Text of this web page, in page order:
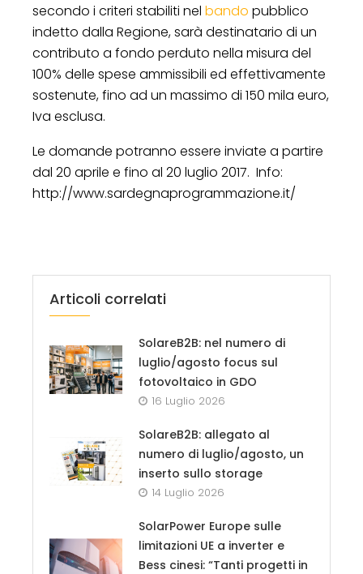
secondo i criteri stabiliti nel bando pubblico
indetto dalla Regione, sarà destinatario di un
contributo a fondo perduto nella misura del
100% delle spese ammissibili ed effettivamente
sostenute, fino ad un massimo di 150 mila euro,
Iva esclusa.
Le domande potranno essere inviate a partire
dal 20 aprile e fino al 20 luglio 2017. Info:
http://www.sardegnaprogrammazione.it/
Articoli correlati
SolareB2B: nel numero di
luglio/agosto focus sul
fotovoltaico in GDO
16 Luglio 2026
SolareB2B: allegato al
numero di luglio/agosto, un
inserto sullo storage
14 Luglio 2026
SolarPower Europe sulle
limitazioni UE a inverter e
Bess cinesi: “Tanti progetti in